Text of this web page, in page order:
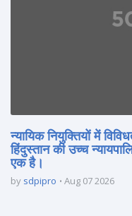
न्यायिक नियुक्तियों में
हिंदुस्तान की उच्च
एक है।
by sdpipro Aug 07 2026